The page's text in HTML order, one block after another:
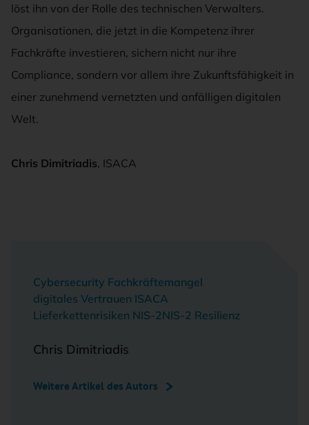
löst ihn von der Rolle des technischen Verwalters.
Organisationen, die jetzt in die Kompetenz ihrer
Fachkräfte investieren, sichern nicht nur ihre
Compliance, sondern vor allem ihre Zukunftsfähigkeit in
einer zunehmend vernetzten und anfälligen digitalen
Welt.
Chris Dimitriadis, ISACA
Cybersecurity Fachkräftemangel
digitales Vertrauen ISACA
Lieferkettenrisiken NIS-2NIS-2 Resilienz
Chris Dimitriadis
Weitere Artikel des Autors